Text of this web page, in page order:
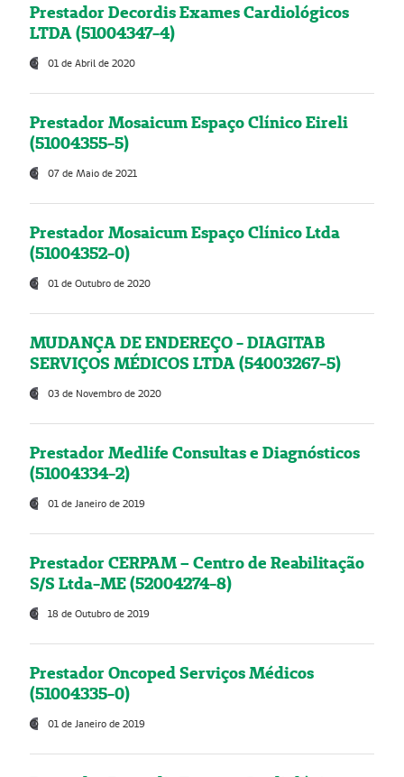
Prestador Decordis Exames Cardiológicos
LTDA (51004347-4)
01 de Abril de 2020
Prestador Mosaicum Espaço Clínico Eireli
(51004355-5)
07 de Maio de 2021
Prestador Mosaicum Espaço Clínico Ltda
(51004352-0)
01 de Outubro de 2020
MUDANÇA DE ENDEREÇO - DIAGITAB
SERVIÇOS MÉDICOS LTDA (54003267-5)
03 de Novembro de 2020
Prestador Medlife Consultas e Diagnósticos
(51004334-2)
01 de Janeiro de 2019
Prestador CERPAM – Centro de Reabilitação
S/S Ltda-ME (52004274-8)
18 de Outubro de 2019
Prestador Oncoped Serviços Médicos
(51004335-0)
01 de Janeiro de 2019